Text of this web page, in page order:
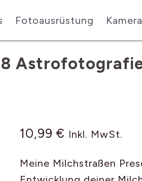
Fotoausrüstung
10,99 € Inkl. MwSt.
Meine Milchstraßen